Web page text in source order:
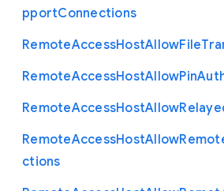
pportConnections
RemoteAccessHostAllowFile
RemoteAccessHostAllowPin
RemoteAccessHostAllow
RemoteAccessHostAllow
ctions